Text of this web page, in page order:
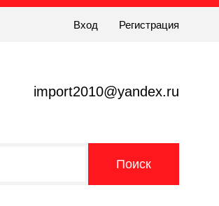
Вход Регистрация
import2010@yandex.ru